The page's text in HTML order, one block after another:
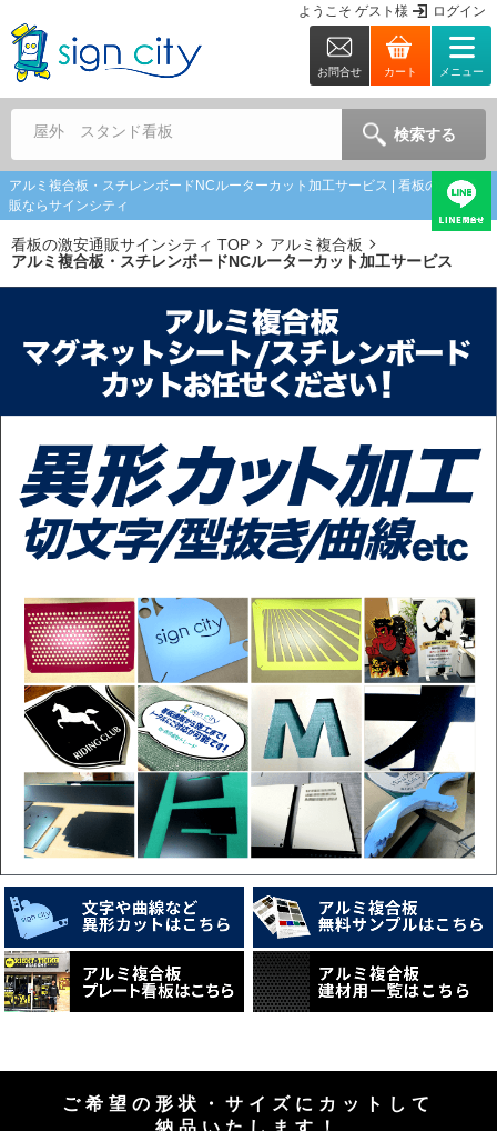
ようこそ ゲスト 様 ログイン
お問合せ カート メニュー
屋外 スタンド看板 検索する
アルミ複合板・スチレンボードNCルーターカット加工サービス | 看板の激安通
販ならサインシティ
看板の激安通販サインシティ TOP
アルミ複合板
アルミ複合板・スチレンボードNCルーターカット加工サービス
ご希望の形状・サイズにカットして